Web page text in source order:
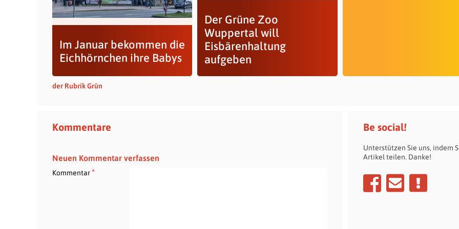
Im Januar bekommen die
Eichhörnchen ihre Babys
Der Grüne Zoo
Wuppertal will
Eisbärenhaltung
aufgeben
der Rubrik Grün
Kommentare
Neuen Kommentar verfassen
Kommentar*
Be social!
Unterstützen Sie uns, indem
Artikel teilen. Danke!